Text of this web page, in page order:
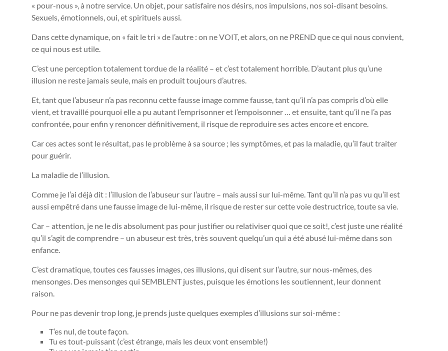
« pour-nous », à notre service. Un objet, pour satisfaire nos désirs, nos impulsions, nos soi-disant besoins.
Sexuels, émotionnels, oui, et spirituels aussi.
Dans cette dynamique, on « fait le tri » de l’autre : on ne VOIT, et alors, on ne PREND que ce qui nous convient,
ce qui nous est utile.
C’est une perception totalement tordue de la réalité – et c’est totalement horrible. D’autant plus qu’une
illusion ne reste jamais seule, mais en produit toujours d’autres.
Et, tant que l’abuseur n’a pas reconnu cette fausse image comme fausse, tant qu’il n’a pas compris d’où elle
vient, et travaillé pourquoi elle a pu autant l’emprisonner et l’empoisonner … et ensuite, tant qu’il ne l’a pas
confrontée, pour enfin y renoncer définitivement, il risque de reproduire ses actes encore et encore.
Car ces actes sont le résultat, pas le problème à sa source ; les symptômes, et pas la maladie, qu’il faut traiter
pour guérir.
La maladie de l’illusion.
Comme je l’ai déjà dit : l’illusion de l’abuseur sur l’autre – mais aussi sur lui-même. Tant qu’il n’a pas vu qu’il est
aussi empêtré dans une fausse image de lui-même, il risque de rester sur cette voie destructrice, toute sa vie.
Car – attention, je ne le dis absolument pas pour justifier ou relativiser quoi que ce soit!, c’est juste une réalité
qu’il s’agit de comprendre – un abuseur est très, très souvent quelqu’un qui a été abusé lui-même dans son
enfance.
C’est dramatique, toutes ces fausses images, ces illusions, qui disent sur l’autre, sur nous-mêmes, des
mensonges. Des mensonges qui SEMBLENT justes, puisque les émotions les soutiennent, leur donnent
raison.
Pour ne pas devenir trop long, je prends juste quelques exemples d’illusions sur soi-même :
T’es nul, de toute façon.
Tu es tout-puissant (c’est étrange, mais les deux vont ensemble!)